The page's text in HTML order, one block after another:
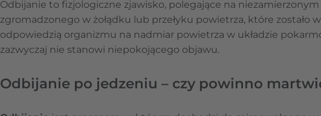
Odbijanie to fizjologiczne zjawisko, polegające na
zgromadzonego w żołądku lub przełyku powietrza, które zostało
odpowiedzią organizmu na nadmiar powietrza w układzie
zazwyczaj nie stanowi niepokojącego objawu.
Odbijanie po jedzeniu – czy powinno